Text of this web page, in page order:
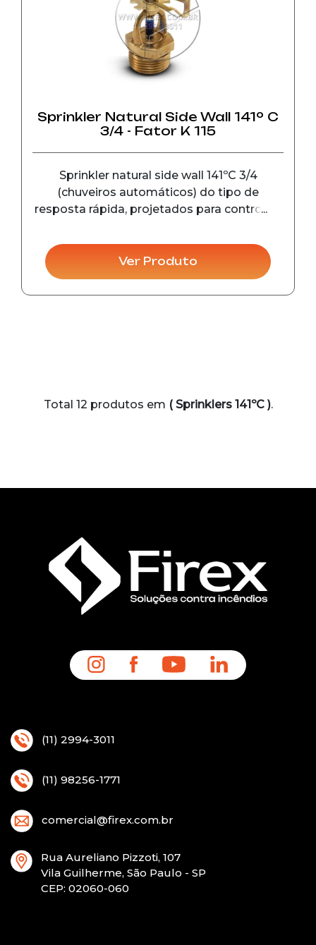
Sprinkler Natural Side Wall 141º C
3/4 - Fator K 115
Sprinkler natural side wall 141ºC 3/4
(chuveiros automáticos) do tipo de
resposta rápida, projetados para controle e
inicial, em instalações comerciais e
industriais.
Ver Produto
Total 12 produtos em ( Sprinklers 141ºC ).
(11) 2994-3011
(11) 98256-1771
comercial@firex.com.br
Rua Aureliano Pizzoti, 107
Vila Guilherme, São Paulo - SP
CEP: 02060-060